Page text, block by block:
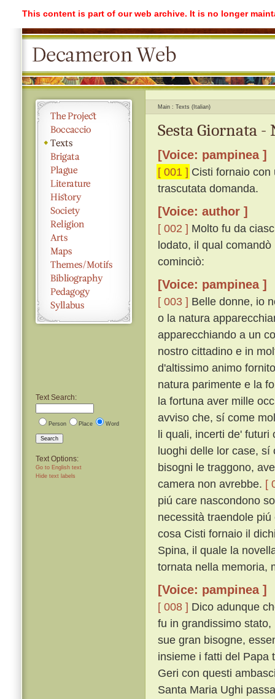
This content is part of our web archive. It is no longer
Text Search:
Person Place Word
Search
Text Options:
Go to English text
Hide text labels
Main Texts (Italian)
Sesta Giornata -
[Voice: pampinea ]
[ 001 ] Cisti fornaio
trascutata domanda.
[Voice: author ]
[ 002 ] Molto fu da
lodato, il qual
cominciò:
[Voice: pampinea ]
[ 003 ] Belle donne, io
o la natura
apparecchiando a un
nostro cittadino e in
d'altissimo animo
natura parimente e la
la fortuna aver mille
avviso che, sí come
li quali, incerti de' futuri
luoghi delle lor case, sí
bisogni le traggono,
camera non avrebbe. [
piú care nascondono
necessità traendole
cosa Cisti fornaio il
Spina, il quale la
tornata nella memoria,
[Voice: pampinea ]
[ 008 ] Dico adunque
fu in grandissimo
sue gran bisogne,
insieme i fatti del Papa
Geri con questi
Santa Maria Ughi